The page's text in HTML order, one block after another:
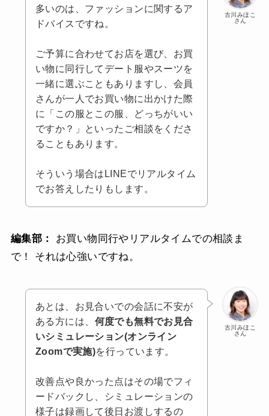
古川みほこ
さん
多いのは、ファッションに関するア
ドバイスですね。
ご予算に合わせてお店を選び、お買
い物に同行してデート服やスーツを
一緒に選ぶこともありますし、会員
さんが一人でお買い物に出かけた際
に「この服とこの服、どっちがいい
ですか？」といったご相談をくださ
ることもあります。
そういう場合はLINEでリアルタイム
でお答えしたりもします。
編集部：
お買い物同行やリアルタイムでの相談ま
で！ それは心強いですね。
古川みほこ
さん
あとは、お見合いでの会話に不安が
ある方には、 何度でも無料でお見合
いシミュレーション(オンライン
Zoomで実施)を行っています。
改善点や良かった点はその場でフィ
ードバックし、シミュレーションの
様子は録画して後日お渡しするの